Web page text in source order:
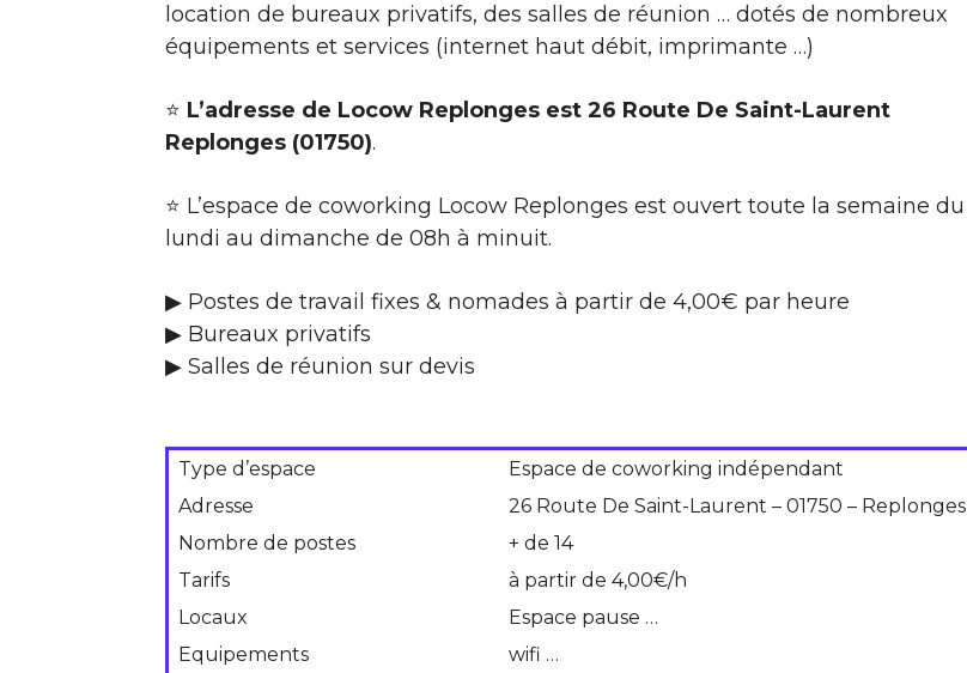
location de bureaux privatifs, des salles de réunion … dotés de nombreux
équipements et services (internet haut débit, imprimante …)
⭐ L’adresse de Locow Replonges est 26 Route De Saint-Laurent
Replonges (01750).
⭐ L’espace de coworking Locow Replonges est ouvert toute la semaine du
lundi au dimanche de 08h à minuit.
▶ Postes de travail fixes & nomades à partir de 4,00€ par heure
▶ Bureaux privatifs
▶ Salles de réunion sur devis
Type d’espace
Espace de coworking indépendant
Adresse
26 Route De Saint-Laurent – 01750 – Replonges
Nombre de postes
+ de 14
Tarifs
à partir de 4,00€/h
Locaux
Espace pause …
Equipements
wifi …